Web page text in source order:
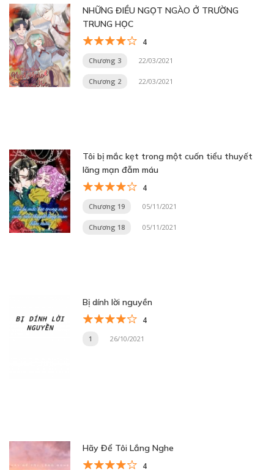
NHỮNG ĐIỀU NGỌT NGÀO Ở TRƯỜNG
TRUNG HỌC
4
Chương 3 22/03/2021
Chương 2 22/03/2021
Tôi bị mắc kẹt trong một cuốn tiểu thuyết
lãng mạn đẫm máu
4
Chương 19 05/11/2021
Chương 18 05/11/2021
Bị dính lời nguyền
4
1 26/10/2021
Hãy Để Tôi Lắng Nghe
4